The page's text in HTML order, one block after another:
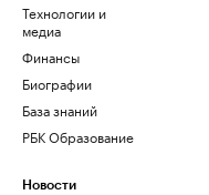
Технологии и
медиа
Финансы
Биографии
База знаний
РБК Образование
Новости